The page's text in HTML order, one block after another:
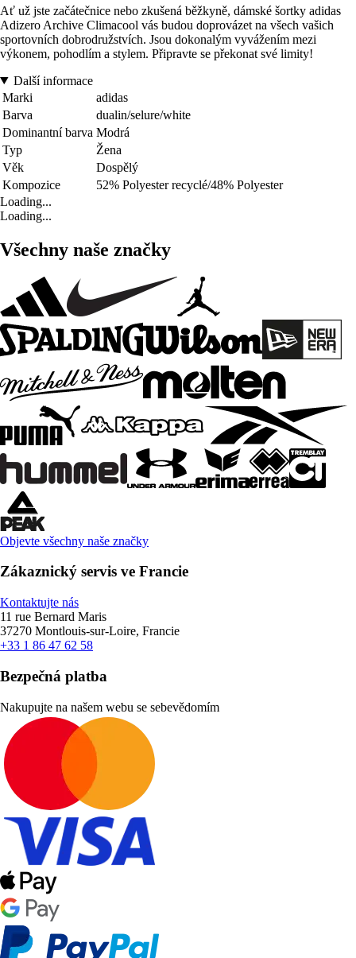
Ať už jste začátečnice nebo zkušená běžkyně, dámské šortky adidas
Adizero Archive Climacool vás budou doprovázet na všech vašich
sportovních dobrodružstvích. Jsou dokonalým vyvážením mezi
výkonem, pohodlím a stylem. Připravte se překonat své limity!
Další informace
Marki
adidas
Barva
dualin/selure/white
Dominantní barva Modrá
Typ
Žena
Věk
Dospělý
Kompozice
52% Polyester recyclé/48% Polyester
Loading...
Loading...
Všechny naše značky
Objevte všechny naše značky
Zákaznický servis ve Francie
Kontaktujte nás
11 rue Bernard Maris
37270 Montlouis-sur-Loire, Francie
+33 1 86 47 62 58
Bezpečná platba
Nakupujte na našem webu se sebevědomím